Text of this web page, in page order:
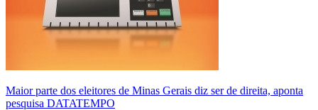
Maior parte dos eleitores de Minas Gerais diz ser de direita, aponta
pesquisa DATATEMPO